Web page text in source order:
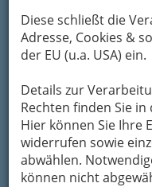
Diese schließt die
Adresse, Cookies &
der EU (u.a. USA) ein.
Details zur
Rechten finden Sie in
Hier können Sie Ihre
widerrufen sowie
abwählen.
können nicht
Previous